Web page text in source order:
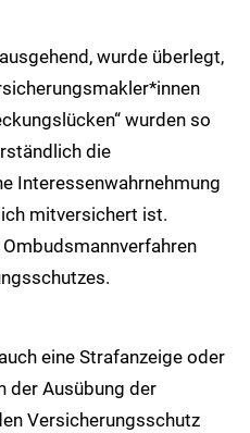
wurde überlegt,
wurden so
die
Interessenwahrnehmung
mitversichert ist.
eine Strafanzeige oder
der Ausübung der
Versicherungsschutz